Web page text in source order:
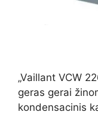
„Vaillant VCW
geras gerai
kondensacinis